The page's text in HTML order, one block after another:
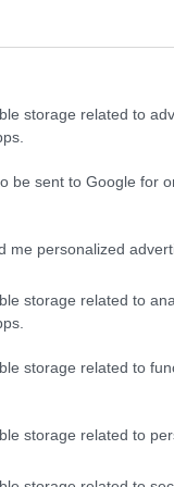
storage related to
be sent to Google for
me personalized
storage related to
storage related to
storage related to
jobb, a